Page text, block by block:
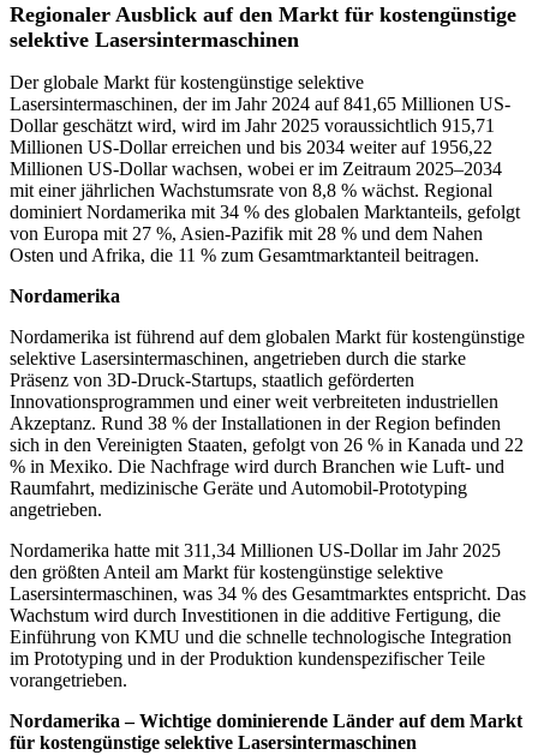
Regionaler Ausblick auf den Markt für kostengünstige
selektive Lasersintermaschinen
Der globale Markt für kostengünstige selektive
Lasersintermaschinen, der im Jahr 2024 auf 841,65 Millionen US-
Dollar geschätzt wird, wird im Jahr 2025 voraussichtlich 915,71
Millionen US-Dollar erreichen und bis 2034 weiter auf 1956,22
Millionen US-Dollar wachsen, wobei er im Zeitraum 2025–2034
mit einer jährlichen Wachstumsrate von 8,8 % wächst. Regional
dominiert Nordamerika mit 34 % des globalen Marktanteils, gefolgt
von Europa mit 27 %, Asien-Pazifik mit 28 % und dem Nahen
Osten und Afrika, die 11 % zum Gesamtmarktanteil beitragen.
Nordamerika
Nordamerika ist führend auf dem globalen Markt für kostengünstige
selektive Lasersintermaschinen, angetrieben durch die starke
Präsenz von 3D-Druck-Startups, staatlich geförderten
Innovationsprogrammen und einer weit verbreiteten industriellen
Akzeptanz. Rund 38 % der Installationen in der Region befinden
sich in den Vereinigten Staaten, gefolgt von 26 % in Kanada und 22
% in Mexiko. Die Nachfrage wird durch Branchen wie Luft- und
Raumfahrt, medizinische Geräte und Automobil-Prototyping
angetrieben.
Nordamerika hatte mit 311,34 Millionen US-Dollar im Jahr 2025
den größten Anteil am Markt für kostengünstige selektive
Lasersintermaschinen, was 34 % des Gesamtmarktes entspricht. Das
Wachstum wird durch Investitionen in die additive Fertigung, die
Einführung von KMU und die schnelle technologische Integration
im Prototyping und in der Produktion kundenspezifischer Teile
vorangetrieben.
Nordamerika – Wichtige dominierende Länder auf dem Markt
für kostengünstige selektive Lasersintermaschinen